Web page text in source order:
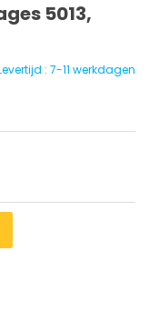
5013,
: 7-11 werkdagen